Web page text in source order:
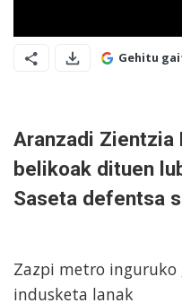
Gehitu
Aranzadi Zientzia
belikoak dituen
Saseta defentsa
Zazpi metro
indusketa lanak